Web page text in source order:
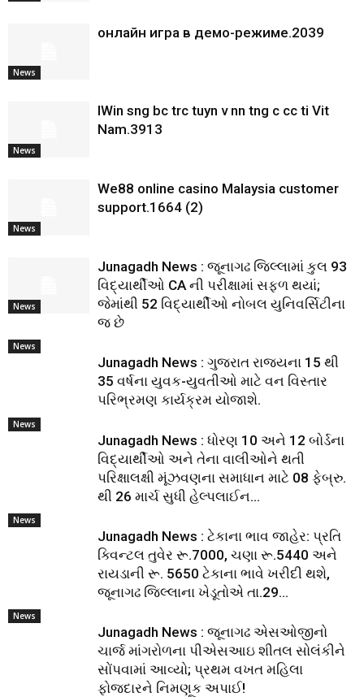
News
онлайн игра в демо-режиме.2039
News
IWin sng bc trc tuyn v nn tng c cc ti Vit
Nam.3913
News
We88 online casino Malaysia customer
support.1664 (2)
News
Junagadh News : જૂનાગઢ જિલ્લામાં કુલ 93
વિદ્યાર્થીઓ CA ની પરીક્ષામાં સફળ થયાં;
જેમાંથી 52 વિદ્યાર્થીઓ નોબલ યુનિવર્સિટીના
જ છે
News
Junagadh News : ગુજરાત રાજ્યના 15 થી
35 વર્ષના યુવક-યુવતીઓ માટે વન વિસ્તાર
પરિભ્રમણ કાર્યક્રમ યોજાશે.
News
Junagadh News : ધોરણ 10 અને 12 બોર્ડના
વિદ્યાર્થીઓ અને તેના વાલીઓને થતી
પરિક્ષાલક્ષી મૂંઝવણના સમાધાન માટે 08 ફેબ્રુ.
થી 26 માર્ચ સુધી હેલ્પલાઈન...
News
Junagadh News : ટેકાના ભાવ જાહેર: પ્રતિ
ક્વિન્ટલ તુવેર રૂ.7000, ચણા રૂ.5440 અને
રાયડાની રૂ. 5650 ટેકાના ભાવે ખરીદી થશે,
જૂનાગઢ જિલ્લાના ખેડૂતોએ તા.29...
News
Junagadh News : જૂનાગઢ એસઓજીનો
ચાર્જ માંગરોળના પીએસઆઇ શીતલ સોલંકીને
સોંપવામાં આવ્યો; પ્રથમ વખત મહિલા
ફોજદારને નિમણૂક અપાઈ!